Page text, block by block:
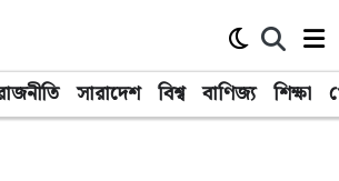
সারাদেশ বিশ্ব বাণিজ্য শিক্ষা